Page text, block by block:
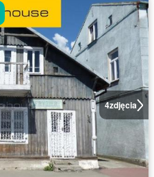
4zdjęcia